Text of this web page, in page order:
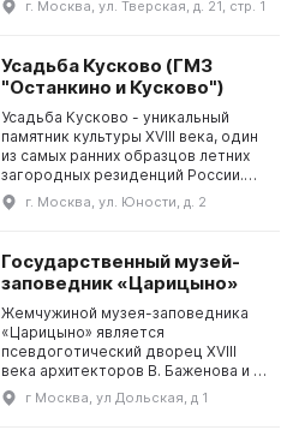
150 лет. Редкие музейные
современными технологиями
погружают посетителя в
атмосферу разных эпох. Это
единственный в...
г. Москва, ул. Тверская, д. 21, стр. 1
Усадьба Кусково (ГМЗ
"Останкино и Кусково")
Усадьба Кусково - уникальный
памятник культуры XVIII века, один
из самых ранних образцов летних
загородных резиденций России.
Усадьба, принадлежавшая графам
Шереметевым, предназначалась
многолюдных театрализованных
празднеств и гуляний; до наших
дней сохранилось бол...
г. Москва, ул. Юности, д. 2
Государственный музей-
заповедник «Царицыно»
Жемчужиной музея-заповедника
«Царицыно» является
псевдоготический дворец XVIII
века архитекторов В. Баженова и М.
Казакова, самый крупный в Европе.
Окружает его уникальный парковый
г Москва, ул Дольская, д 1